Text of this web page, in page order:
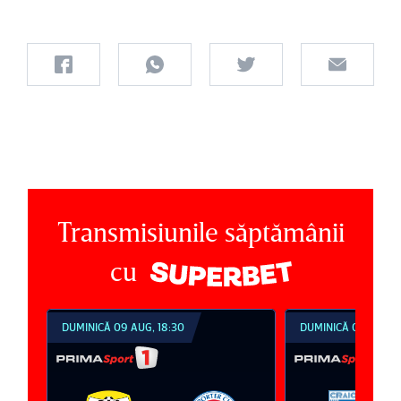
Transmisiunile săptămânii
cu
DUMINICĂ 09 AUG, 18:30 DUMINICĂ 09 AUG,